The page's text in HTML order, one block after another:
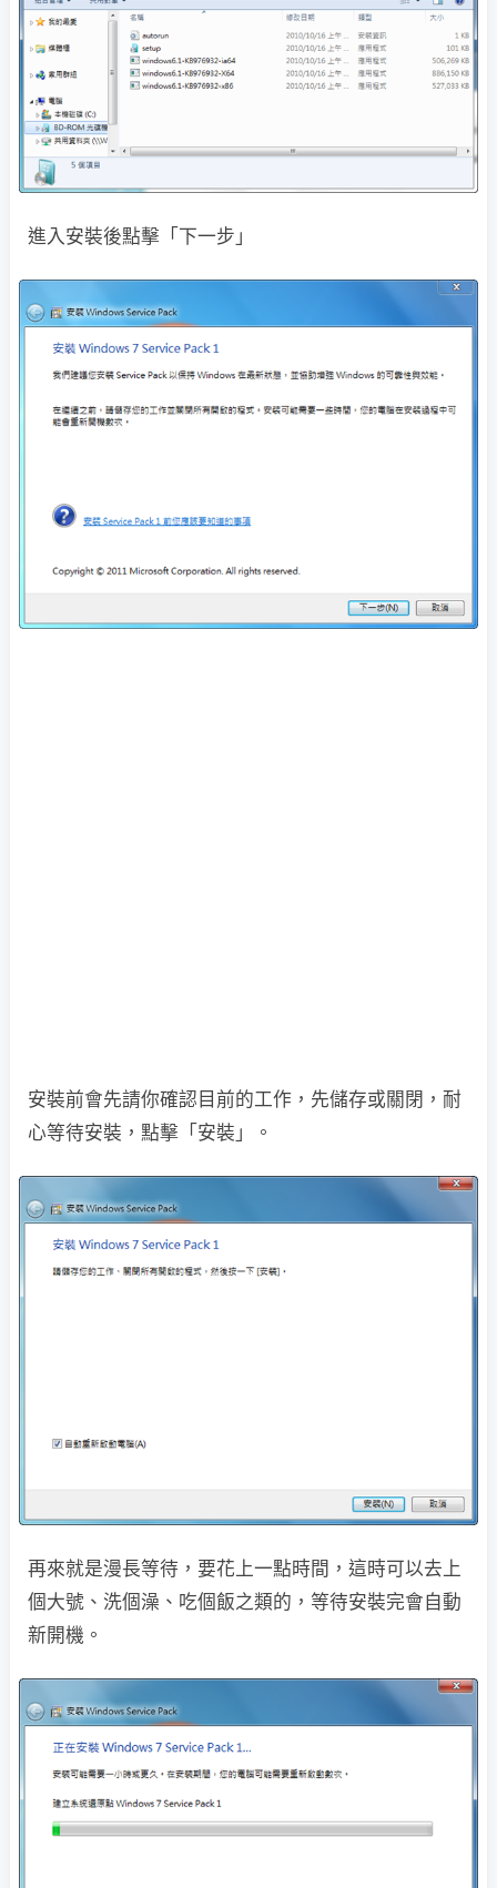
進入安裝後點擊「下一步」
安裝前會先請你確認目前的工作，先儲存或關閉，耐
心等待安裝，點擊「安裝」。
再來就是漫長等待，要花上一點時間，這時可以去上
個大號、洗個澡、吃個飯之類的，等待安裝完會自動
新開機。